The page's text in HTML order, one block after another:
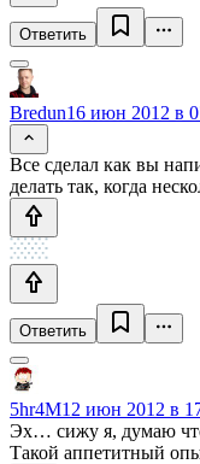
Ответить
Bredun16 июн 2012 в
Все сделал как вы
делать так, когда
Ответить
5hr4M12 июн 2012 в
Эх… сижу я, думаю
Такой аппетитный